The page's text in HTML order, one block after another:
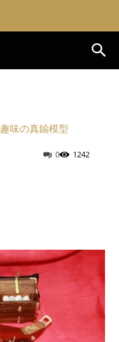
趣味の真鍮模型
1242
0